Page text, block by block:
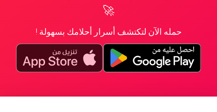
🚀
حمله الآن لتكتشف أسرار أحلامك بسهولة !